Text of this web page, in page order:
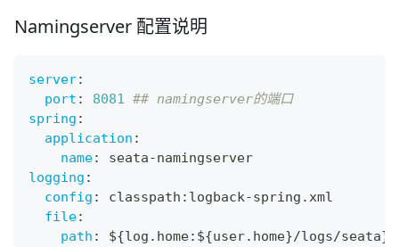
Namingserver 配置说明
server:
port : 8081 ## namingserver的端口
spring :
application :
name: seata-namingserver
logging :
config : classpath : logback-spring.xml
file:
path : ${log.home: ${user.home}/logs/seata}